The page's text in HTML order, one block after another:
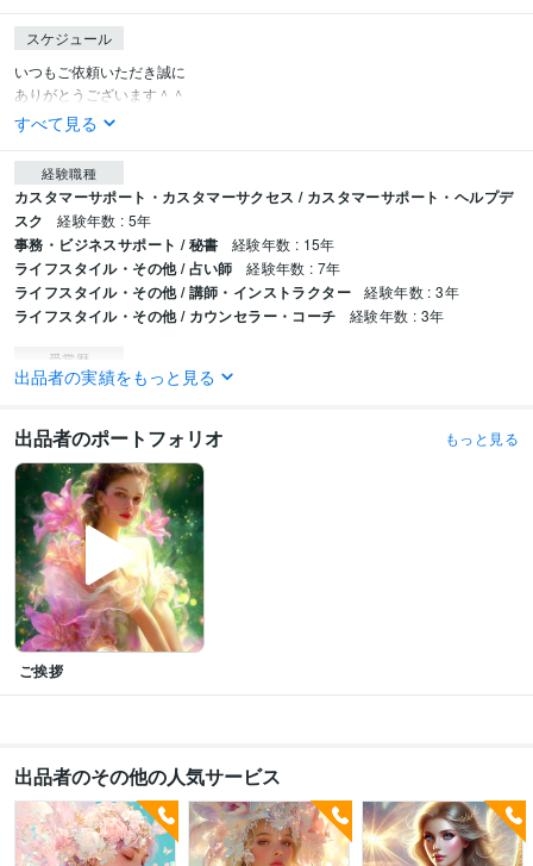
スケジュール
いつもご依頼いただき誠に
ありがとうございます＾＾
すべて見る
経験職種
カスタマーサポート・カスタマーサクセス / カスタマーサポート・ヘルプデ
スク
経験年数 : 5年
事務・ビジネスサポート / 秘書 経験年数 : 15年
ライフスタイル・その他 / 占い師 経験年数 : 7年
ライフスタイル・その他 / 講師・インストラクター 経験年数 : 3年
ライフスタイル・その他 / カウンセラー・コーチ 経験年数 : 3年
受賞歴
ココナラ電話相談開始 ココナラ出品者ランク　ゴールドランク到達（販売
目）
資格・検定
実用英語技能検定2級 取得年 : 1979年
ビジネス・クリエイティブツール
ペライチ:5年 Excel:25年Google スプレッドシート:10年
Word:25年Filmora:1年Canva:2年
得意分野
占い 【タロットカード(易占、西洋)占い鑑定】
起業、副業等
係・・・家族、友人、職場、学校等 ●人生・・・生き方、天職適職、将来
語学力
英語 日常会話レベル
出品者の実績をもっと見る
出品者のポートフォリオ もっと見る
ご挨拶
出品者のその他の人気サービス